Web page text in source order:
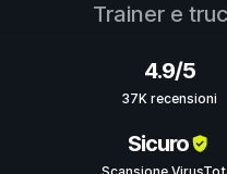
Trainer e
4.9/5
37K recensioni
Sicuro